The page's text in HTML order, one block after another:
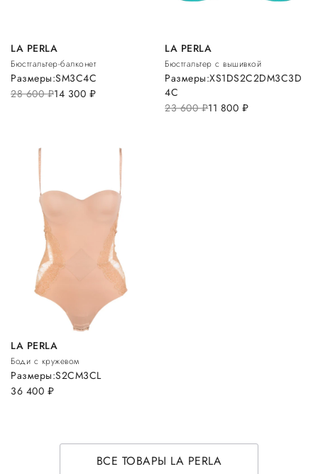
LA PERLA
Бюстгальтер-балконет
28 600руб.14 300 руб.
Размеры:SM3C4C
LA PERLA
Бюстгальтер с вышивкой
23 600руб.11 800 руб.
Размеры:XS1DS2C2DM3C3D
4C
LA PERLA
Боди с кружевом
36 400 руб.
Размеры:S2CM3CL
ВСЕ ТОВАРЫ LA PERLA